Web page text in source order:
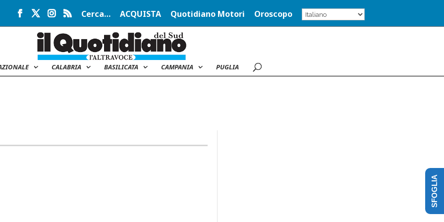
Cerca… ACQUISTA Quotidiano Motori Oroscopo
CALABRIA BASILICATA CAMPANIA PUGLIA
SFOGLIA